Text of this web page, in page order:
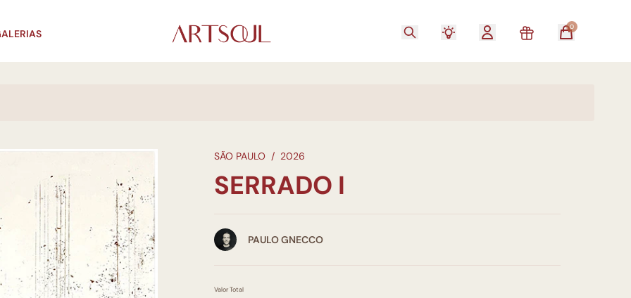
0
SÃO PAULO / 2026
SERRADO I
PAULO GNECCO
Valor Total